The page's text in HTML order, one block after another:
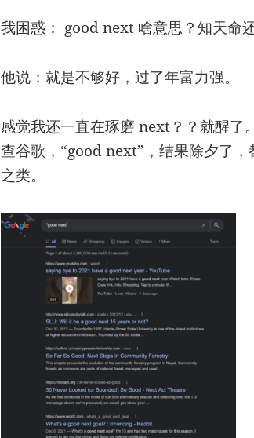
我困惑： good next 啥意思？知天命
他说：就是不够好，过了年富力强。
感觉我还一直在琢磨 next？？就醒了
查谷歌，“good next”，结果除夕了
之类。